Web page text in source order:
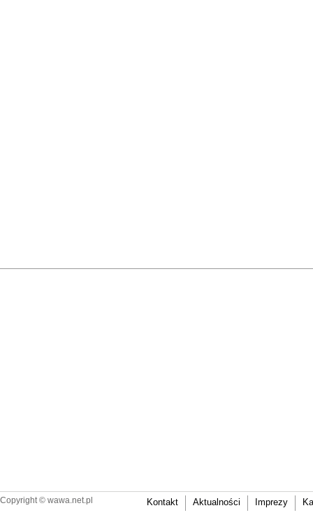
Copyright © wawa.net.pl Kontakt Aktualności Imprezy